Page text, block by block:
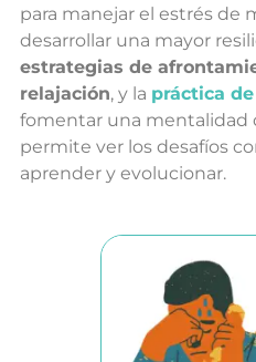
para manejar el estrés de
desarrollar una mayor
estrategias de
relajación, y la práctica
fomentar una mentalidad
permite ver los desafíos
aprender y evolucionar.